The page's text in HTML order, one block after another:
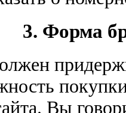
3. Форма
Вы